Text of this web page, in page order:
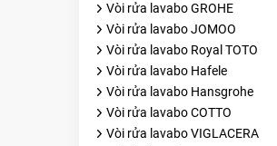
Vòi rửa lavabo GROHE
Vòi rửa lavabo JOMOO
Vòi rửa lavabo Royal TOTO
Vòi rửa lavabo Hafele
Vòi rửa lavabo Hansgrohe
Vòi rửa lavabo COTTO
Vòi rửa lavabo VIGLACERA